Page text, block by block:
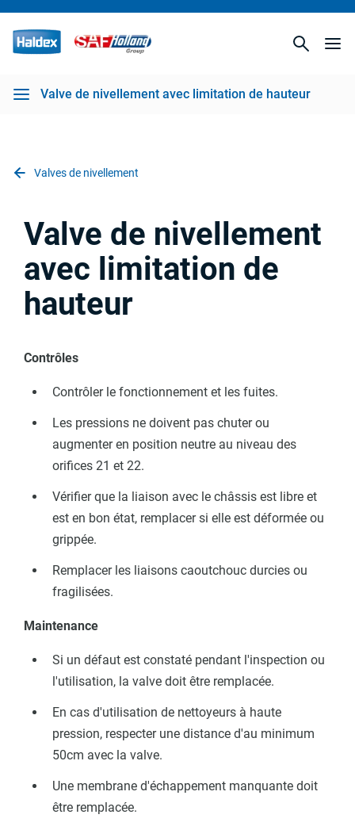
Valve de nivellement avec limitation de hauteur
Valves de nivellement
Valve de nivellement
avec limitation de
hauteur
Contrôles
Contrôler le fonctionnement et les fuites.
Les pressions ne doivent pas chuter ou
augmenter en position neutre au niveau des
orifices 21 et 22.
Vérifier que la liaison avec le châssis est libre et
est en bon état, remplacer si elle est déformée ou
grippée.
Remplacer les liaisons caoutchouc durcies ou
fragilisées.
Maintenance
Si un défaut est constaté pendant l'inspection ou
l'utilisation, la valve doit être remplacée.
En cas d'utilisation de nettoyeurs à haute
pression, respecter une distance d'au minimum
50cm avec la valve.
Une membrane d'échappement manquante doit
être remplacée.
de hauteur